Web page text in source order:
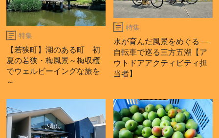
特集
【若狭町】湖のある町 初
夏の若狭・梅風景～梅収穫
でウェルビーイングな旅を
～
特集
水が育んだ風景をめぐる ―
自転車で巡る三方五湖【ア
ウトドアアクティビティ担
当者】